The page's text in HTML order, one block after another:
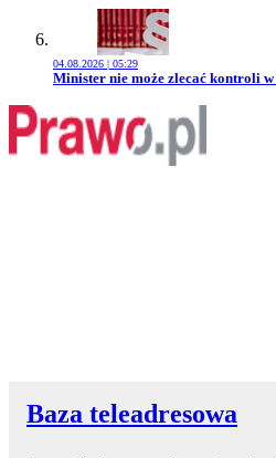
04.08.2026 | 05:29
Przejdź do artykułu:
Minister nie może zlecać kontroli
Baza teleadresowa